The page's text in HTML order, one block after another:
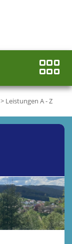
> Leistungen A - Z